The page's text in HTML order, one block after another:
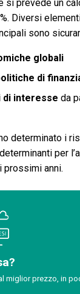
si prevede un
Diversi
sono
globali
di
di interesse da
determinato i
per
prossimi anni.
miglior prezzo, in